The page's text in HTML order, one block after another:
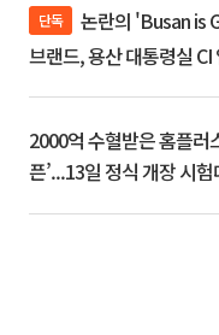
단독
브랜드, 용산 대통령실 CI
2000억 수혈받은 홈플러
픈’...13일 정식 개장 시험